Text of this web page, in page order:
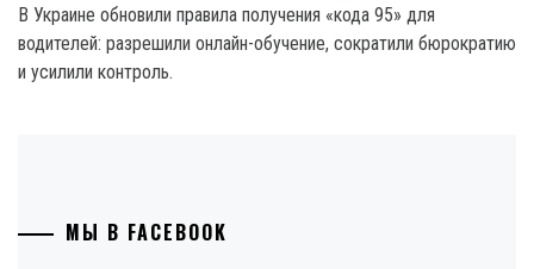
В Украине обновили правила получения «кода 95» для
водителей: разрешили онлайн-обучение, сократили бюрократию
и усилили контроль.
МЫ В FACEBOOK